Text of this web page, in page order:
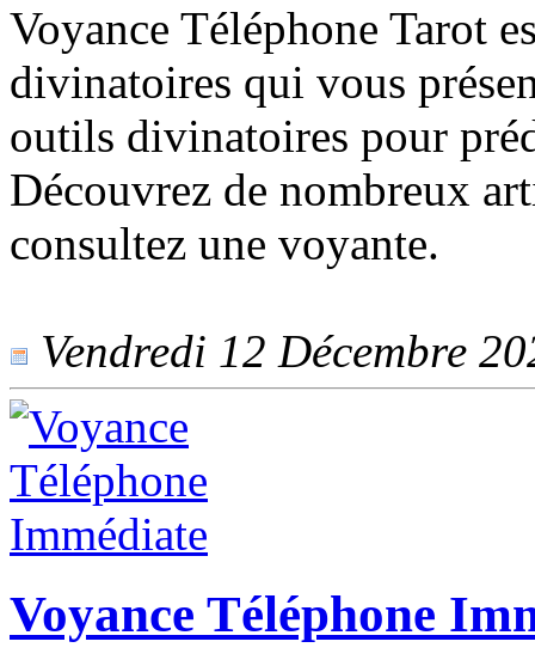
Voyance Téléphone Tarot
divinatoires qui vous
outils divinatoires pour
Découvrez de nombreux
consultez une voyante.
Vendredi 12 Décembre
Voyance Téléphone